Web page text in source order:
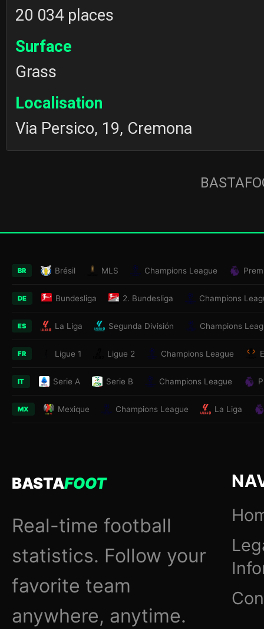
20 034 places
Surface
Grass
Localisation
Via Persico, 19, Cremona
BR Brésil MLS Champions League
DE Bundesliga 2. Bundesliga Champions
ES La Liga Segunda División Champions
FR Ligue 1 Ligue 2 Champions League
IT Serie A Serie B Champions League
MX Mexique Champions League La Liga
BASTAFOOT
Real-time football
statistics. Follow your
favorite team
anywhere, anytime.